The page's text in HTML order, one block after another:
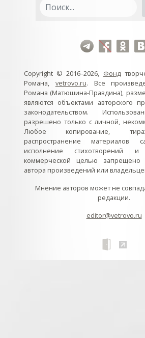
Copyright © 2016–2026, Фонд
Романа, vetrovo.ru. Все
Романа (Матюшина-Правдина),
являются объектами авторского
законодательством.
разрешено только с личной,
Любое копирование,
распространение материалов
исполнение стихотворений
коммерческой целью
автора произведений или
Мнение авторов может не
редакции.
editor@vetrovo.ru